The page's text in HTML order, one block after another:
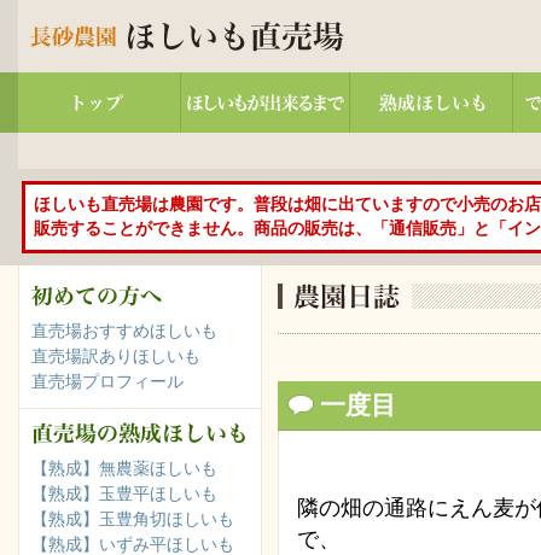
ほしいも直売場は農園です。普段は畑に出ていますので小売のお
販売することができません。商品の販売は、「通信販売」と「イ
一度目
隣の畑の通路にえん麦
で、
直売場おすすめほしいも
直売場訳ありほしいも
直売場プロフィール
【熟成】無農薬ほしいも
【熟成】玉豊平ほしいも
【熟成】玉豊角切ほしいも
【熟成】いずみ平ほしいも